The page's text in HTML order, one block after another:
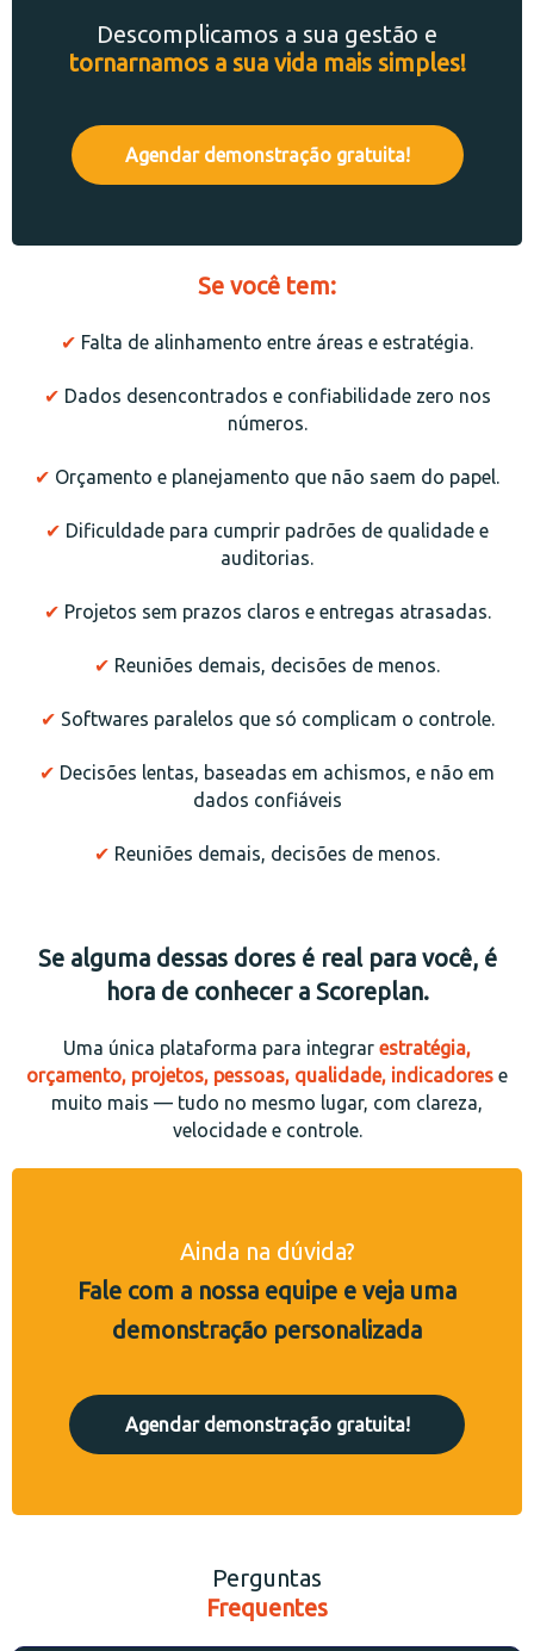
Descomplicamos a sua gestão e
tornarnamos a sua vida mais simples!
Agendar demonstração gratuita!
S e você tem:
✔ Falta de alinhamento entre áreas e estratégia.
✔ Dados desencontrados e confiabilidade zero nos
números.
✔ Orçamento e planejamento que não saem do papel.
✔ Dificuldade para cumprir padrões de qualidade e
auditorias.
✔ Projetos sem prazos claros e entregas atrasadas.
✔ Reuniões demais, decisões de menos.
✔ Softwares paralelos que só complicam o controle.
✔ Decisões lentas, baseadas em achismos, e não em
dados confiáveis
✔ Reuniões demais, decisões de menos.
Se alguma dessas dores é real para você, é
hora de conhecer a Scoreplan.
Uma única plataforma para integrar estratégia,
orçamento, projetos, pessoas, qualidade, indicadores e
muito mais — tudo no mesmo lugar, com clareza,
velocidade e controle.
Ainda na dúvida?
Fale com a nossa equipe e veja uma
demonstração personalizada
Agendar demonstração gratuita!
Perguntas
Frequentes